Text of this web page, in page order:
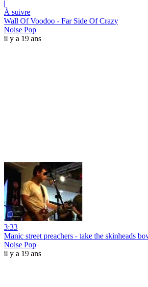
|
À suivre
Wall Of Voodoo - Far Side Of Crazy
Noise Pop
il y a 19 ans
3:33
Manic street preachers - take the skinheads
Noise Pop
il y a 19 ans